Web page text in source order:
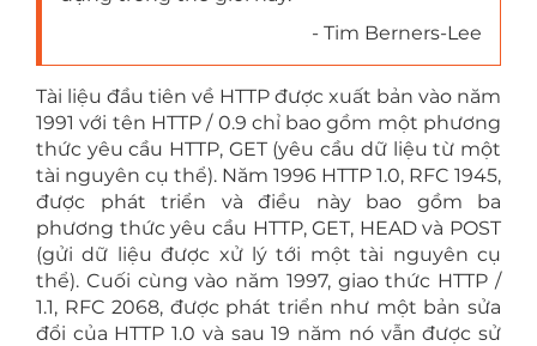
- Tim Berners-Lee
Tài liệu đầu tiên về HTTP được xuất bản vào năm
1991 với tên HTTP / 0.9 chỉ bao gồm một phương
thức yêu cầu HTTP, GET (yêu cầu dữ liệu từ một
tài nguyên cụ thể). Năm 1996 HTTP 1.0, RFC 1945,
được phát triển và điều này bao gồm ba
phương thức yêu cầu HTTP, GET, HEAD và POST
(gửi dữ liệu được xử lý tới một tài nguyên cụ
thể). Cuối cùng vào năm 1997, giao thức HTTP /
1.1, RFC 2068, được phát triển như một bản sửa
đổi của HTTP 1.0 và sau 19 năm nó vẫn được sử